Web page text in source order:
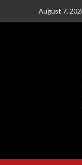
August 7,